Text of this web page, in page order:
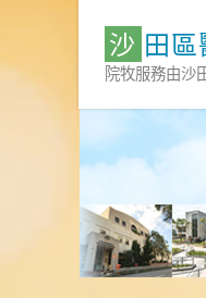
content
沙 田區
院牧服務由沙